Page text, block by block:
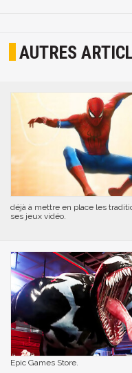
AUTRES
déjà à mettre en place les
ses jeux vidéo.
Epic Games Store.